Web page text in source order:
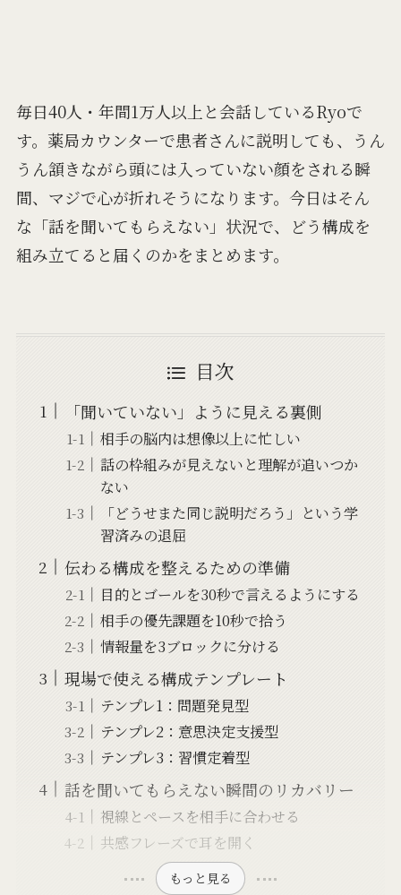
毎日40人・年間1万人以上と会話しているRyoで
す。薬局カウンターで患者さんに説明しても、うん
うん頷きながら頭には入っていない顔をされる瞬
間、マジで心が折れそうになります。今日はそん
な「話を聞いてもらえない」状況で、どう構成を
組み立てると届くのかをまとめます。
目次
「聞いていない」ように見える裏側
相手の脳内は想像以上に忙しい
話の枠組みが見えないと理解が追いつか
ない
「どうせまた同じ説明だろう」という学
習済みの退屈
伝わる構成を整えるための準備
目的とゴールを30秒で言えるようにする
相手の優先課題を10秒で拾う
情報量を3ブロックに分ける
現場で使える構成テンプレート
テンプレ1：問題発見型
テンプレ2：意思決定支援型
テンプレ3：習慣定着型
話を聞いてもらえない瞬間のリカバリー
視線とペースを相手に合わせる
共感フレーズで耳を開く
もっと見る